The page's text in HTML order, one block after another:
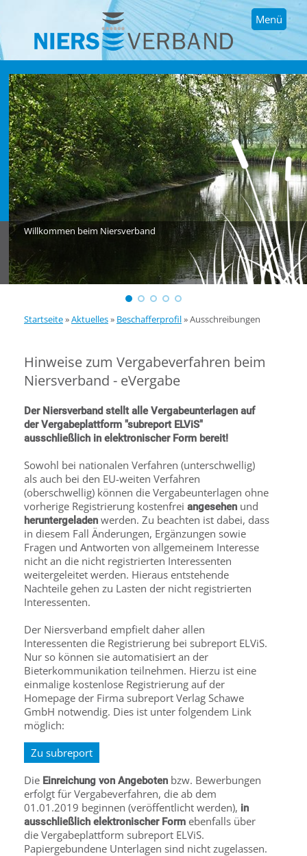
Menü
Willkommen beim Niersverband
Startseite»Aktuelles» Beschafferprofil»Ausschreibungen
Hinweise zum Vergabeverfahren beim
Niersverband - eVergabe
Der Niersverband stellt alle Vergabeunterlagen auf
der Vergabeplattform "subreport ELViS"
ausschließlich in elektronischer Form bereit!
Sowohl bei nationalen Verfahren (unterschwellig)
als auch bei den EU-weiten Verfahren
(oberschwellig) können die Vergabeunterlagen ohne
vorherige Registrierung kostenfrei angesehen und
heruntergeladen werden. Zu beachten ist dabei, dass
in diesem Fall Änderungen, Ergänzungen sowie
Fragen und Antworten von allgemeinem Interesse
nicht an die nicht registrierten Interessenten
weitergeleitet werden. Hieraus entstehende
Nachteile gehen zu Lasten der nicht registrierten
Interessenten.
Der Niersverband empfielt daher allen
Interessenten die Registrierung bei subreport ELViS.
Nur so können sie automatisiert an der
Bieterkommunikation teilnehmen. Hierzu ist eine
einmalige kostenlose Registrierung auf der
Homepage der Firma subreport Verlag Schawe
GmbH notwendig. Dies ist unter folgendem Link
möglich:
Zu subreport
Die Einreichung von Angeboten bzw. Bewerbungen
erfolgt für Vergabeverfahren, die ab dem
01.01.2019 beginnen (veröffentlicht werden), in
ausschließlich elektronischer Form ebenfalls über
die Vergabeplattform subreport ELViS.
Papiergebundene Unterlagen sind nicht zugelassen.